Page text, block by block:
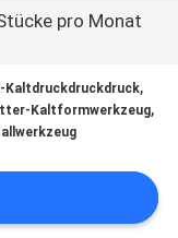
pro Monat
Kaltdruckdruckdruck,
Kaltformwerkzeug,